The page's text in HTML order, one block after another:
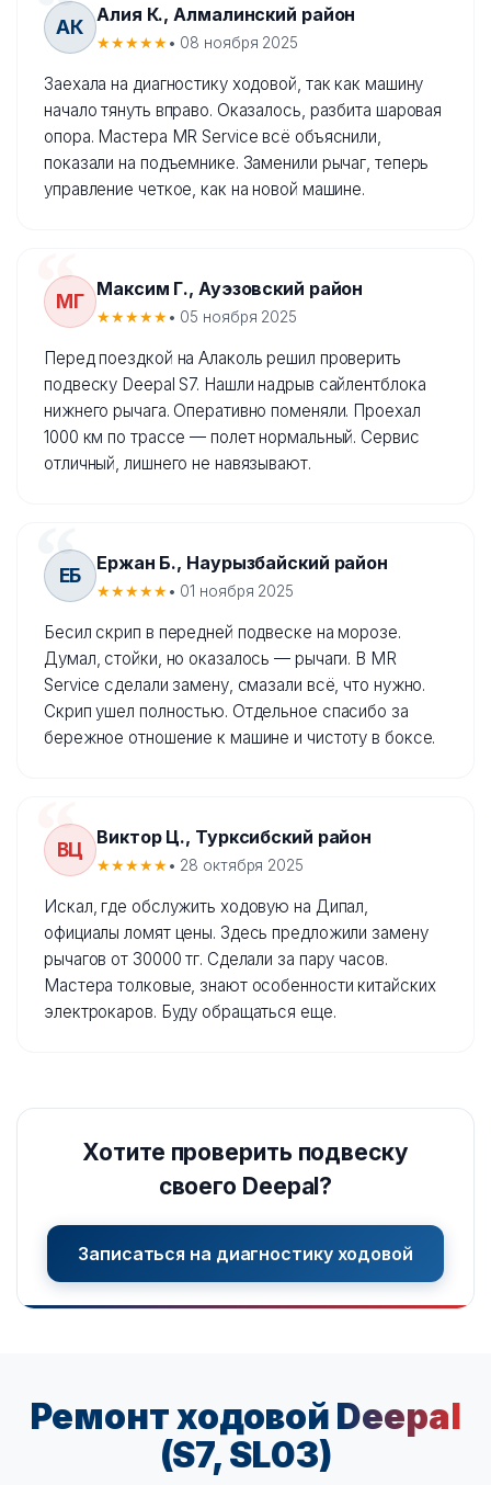
АК
Алия К., Алмалинский район
★★★★★• 08 ноября 2025
Заехала на диагностику ходовой, так как машину
начало тянуть вправо. Оказалось, разбита шаровая
опора. Мастера MR Service всё объяснили,
показали на подъемнике. Заменили рычаг, теперь
управление четкое, как на новой машине.
МГ
Максим Г., Ауэзовский район
★★★★★• 05 ноября 2025
Перед поездкой на Алаколь решил проверить
подвеску Deepal S7. Нашли надрыв сайлентблока
нижнего рычага. Оперативно поменяли. Проехал
1000 км по трассе — полет нормальный. Сервис
отличный, лишнего не навязывают.
ЕБ
Ержан Б., Наурызбайский район
★★★★★• 01 ноября 2025
Бесил скрип в передней подвеске на морозе.
Думал, стойки, но оказалось — рычаги. В MR
Service сделали замену, смазали всё, что нужно.
Скрип ушел полностью. Отдельное спасибо за
бережное отношение к машине и чистоту в боксе.
ВЦ
Виктор Ц., Турксибский район
★★★★★• 28 октября 2025
Искал, где обслужить ходовую на Дипал,
официалы ломят цены. Здесь предложили замену
рычагов от 30000 тг. Сделали за пару часов.
Мастера толковые, знают особенности китайских
электрокаров. Буду обращаться еще.
Хотите проверить подвеску
своего Deepal?
Записаться на диагностику ходовой
Ремонт ходовой Deepal
(S7, SL03)